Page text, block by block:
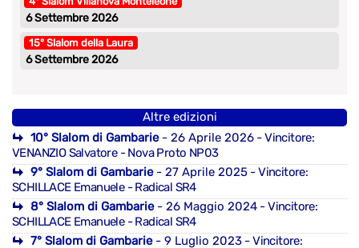
6 Settembre 2026
15° Slalom della Laura
6 Settembre 2026
Altre edizioni
10° Slalom di Gambarie- 26 Aprile 2026 - Vincitore:
VENANZIO Salvatore - Nova Proto NP03
9° Slalom di Gambarie- 27 Aprile 2025 - Vincitore:
SCHILLACE Emanuele - Radical SR4
8° Slalom di Gambarie- 26 Maggio 2024 - Vincitore:
SCHILLACE Emanuele - Radical SR4
7° Slalom di Gambarie- 9 Luglio 2023 - Vincitore: